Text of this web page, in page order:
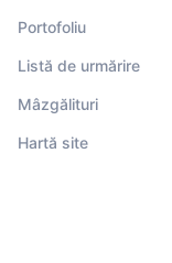
Portofoliu
Listă de urmărire
Mâzgălituri
Hartă site